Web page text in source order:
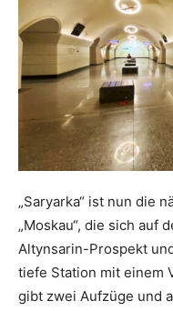
„Saryarka“ ist nun die
„Moskau“, die sich auf
Altynsarin-Prospekt
tiefe Station mit einem
gibt zwei Aufzüge und